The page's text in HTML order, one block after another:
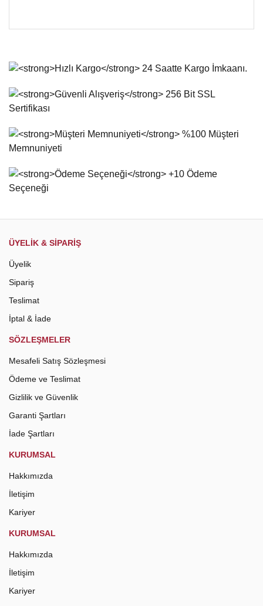
Bu ürünün fiyat bilgisi, resim, ürün açıklamalarında ve diğer
Görüş ve önerileriniz için teşekkür ederiz.
Ürün resmi kalitesiz, bozuk veya görüntülenemiyor.
Ürün açıklamasında eksik bilgiler bulunuyor.
Ürün fiyatı diğer sitelerden daha pahalı.
ÜYELİK & SİPARİŞ
Üyelik
Sipariş
Teslimat
İptal & İade
SÖZLEŞMELER
Mesafeli Satış Sözleşmesi
Ödeme ve Teslimat
Gizlilik ve Güvenlik
Garanti Şartları
İade Şartları
KURUMSAL
Hakkımızda
İletişim
Kariyer
KURUMSAL
Hakkımızda
İletişim
Kariyer